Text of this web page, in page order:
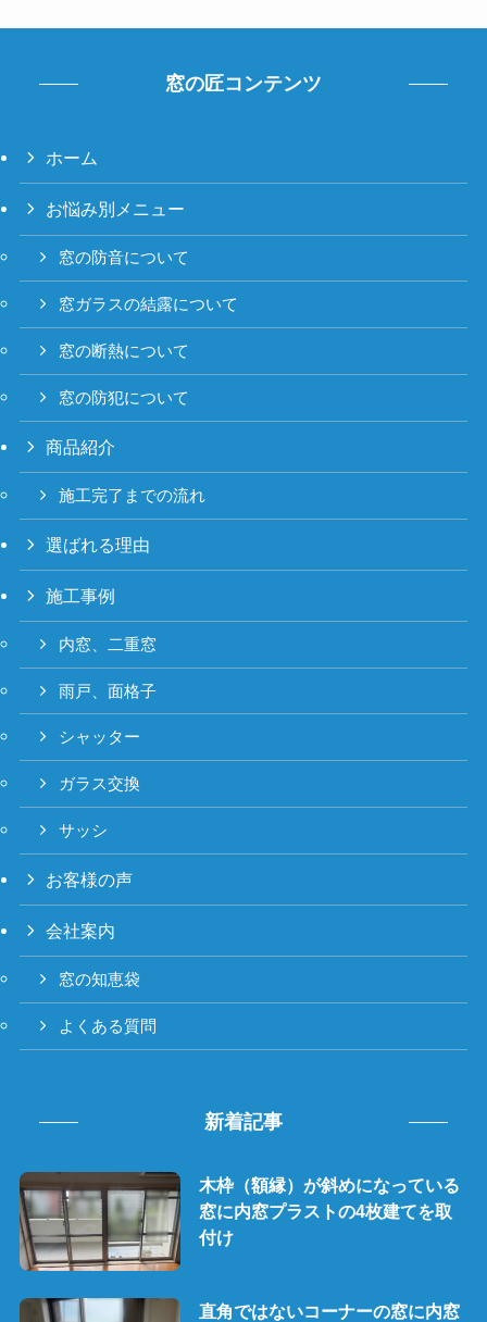
窓の匠コンテンツ
ホーム
お悩み別メニュー
窓の防音について
窓ガラスの結露について
窓の断熱について
窓の防犯について
商品紹介
施工完了までの流れ
選ばれる理由
施工事例
内窓、二重窓
雨戸、面格子
シャッター
ガラス交換
サッシ
お客様の声
会社案内
窓の知恵袋
よくある質問
新着記事
木枠（額縁）が斜めになっている
窓に内窓プラストの4枚建てを取
付け
直角ではないコーナーの窓に内窓